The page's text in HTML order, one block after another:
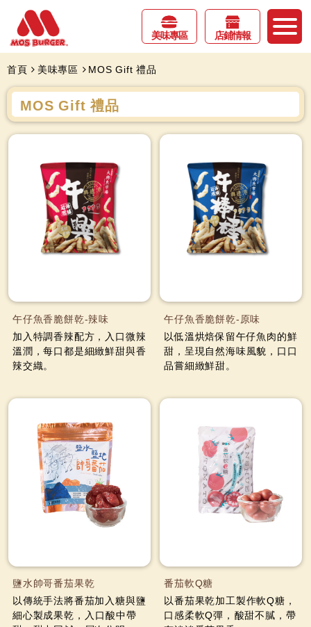
美味專區 店鋪情報
首頁 美味專區 MOS Gift 禮品
MOS Gift 禮品
午仔魚香脆餅乾-辣味
加入特調香辣配方，入口微辣
溫潤，每口都是細緻鮮甜與香
辣交織。
午仔魚香脆餅乾-原味
以低溫烘焙保留午仔魚肉的鮮
甜，呈現自然海味風貌，口口
品嘗細緻鮮甜。
鹽水帥哥番茄果乾
以傳統手法將番茄加入糖與鹽
細心製成果乾， 入口酸中帶
番茄軟Q糖
以番茄果乾加工製作軟Q糖，
口感柔軟Q彈， 酸甜不膩，帶